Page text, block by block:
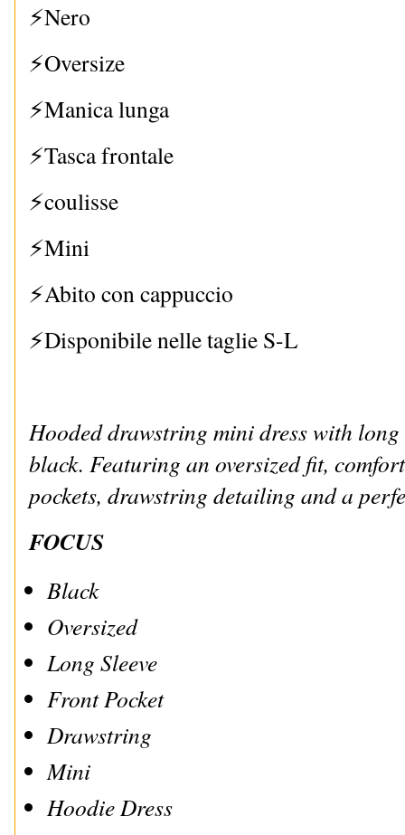
⚡Nero
⚡Oversize
⚡Manica lunga
⚡Tasca frontale
⚡coulisse
⚡Mini
⚡Abito con cappuccio
⚡Disponibile nelle taglie S-L
Hooded drawstring mini dress with long
black. Featuring an oversized fit,
pockets, drawstring detailing and a
FOCUS
Black
Oversized
Long Sleeve
Front Pocket
Drawstring
Mini
Hoodie Dress